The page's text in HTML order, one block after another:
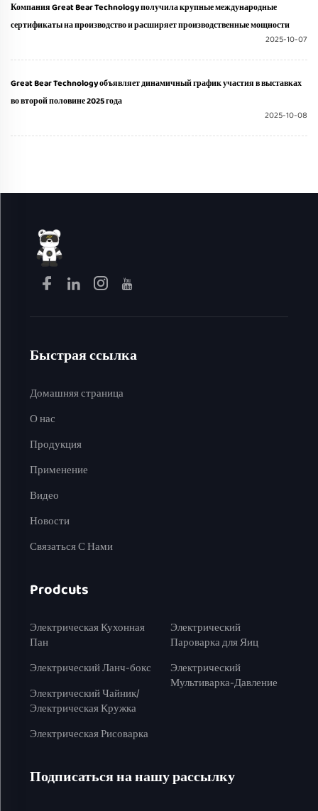
покрытием,
электрический котелок
автоматический
рисоварка объёмом 3,4 л
Компания Great Bear Technology получила крупные международные
сертификаты на производство и расширяет производственные мощности
2025-10-07
Great Bear Technology объявляет динамичный график участия в выставках
во второй половине 2025 года
2025-10-08
Быстрая ссылка
Домашняя страница
О нас
Продукция
Применение
Видео
Новости
Связаться С Нами
Prodcuts
Электрическая Кухонная
Пан
Электрический Ланч-бокс
Электрический Чайник/
Электрическая Кружка
Электрическая Рисоварка
Электрический
Пароварка для Яиц
Электрический
Мультиварка-Давление
Подписаться на нашу рассылку